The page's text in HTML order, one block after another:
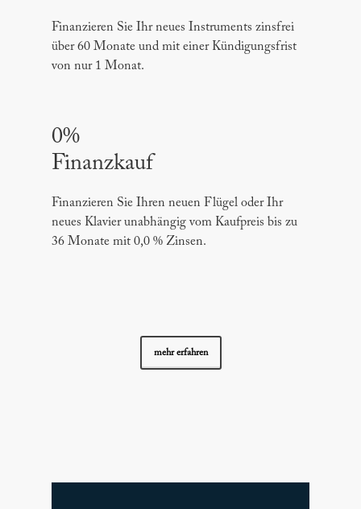
Finanzieren Sie Ihr neues Instruments zinsfrei
über 60 Monate und mit einer Kündigungsfrist
von nur 1 Monat.
0%
Finanzkauf
Finanzieren Sie Ihren neuen Flügel oder Ihr
neues Klavier unabhängig vom Kaufpreis bis zu
36 Monate mit 0,0 % Zinsen.
mehr erfahren